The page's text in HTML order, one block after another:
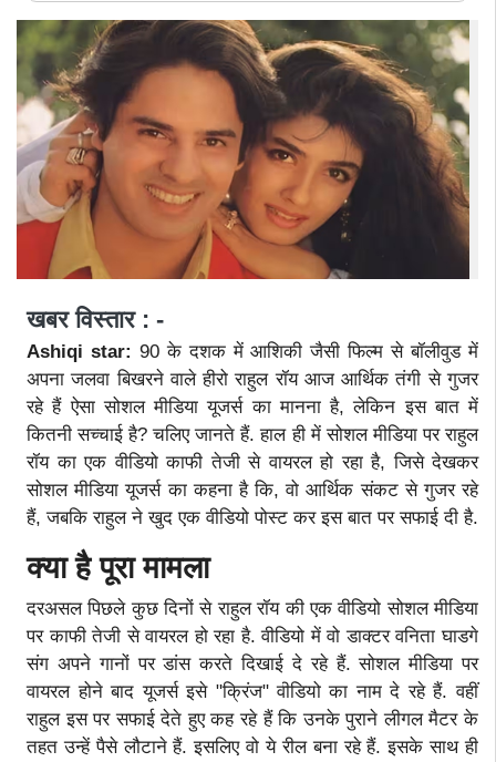
खबर विस्तार : -
Ashiqi star: 90 के दशक में आशिकी जैसी फिल्म से बॉलीवुड में
अपना जलवा बिखरने वाले हीरो राहुल रॉय आज आर्थिक तंगी से गुजर
रहे हैं ऐसा सोशल मीडिया यूजर्स का मानना है, लेकिन इस बात में
कितनी सच्चाई है? चलिए जानते हैं. हाल ही में सोशल मीडिया पर राहुल
रॉय का एक वीडियो काफी तेजी से वायरल हो रहा है, जिसे देखकर
सोशल मीडिया यूजर्स का कहना है कि, वो आर्थिक संकट से गुजर रहे
हैं, जबकि राहुल ने खुद एक वीडियो पोस्ट कर इस बात पर सफाई दी है.
क्या है पूरा मामला
दरअसल पिछले कुछ दिनों से राहुल रॉय की एक वीडियो सोशल मीडिया
पर काफी तेजी से वायरल हो रहा है. वीडियो में वो डाक्टर वनिता घाडगे
संग अपने गानों पर डांस करते दिखाई दे रहे हैं. सोशल मीडिया पर
वायरल होने बाद यूजर्स इसे "क्रिंज" वीडियो का नाम दे रहे हैं. वहीं
राहुल इस पर सफाई देते हुए कह रहे हैं कि उनके पुराने लीगल मैटर के
तहत उन्हें पैसे लौटाने हैं. इसलिए वो ये रील बना रहे हैं. इसके साथ ही